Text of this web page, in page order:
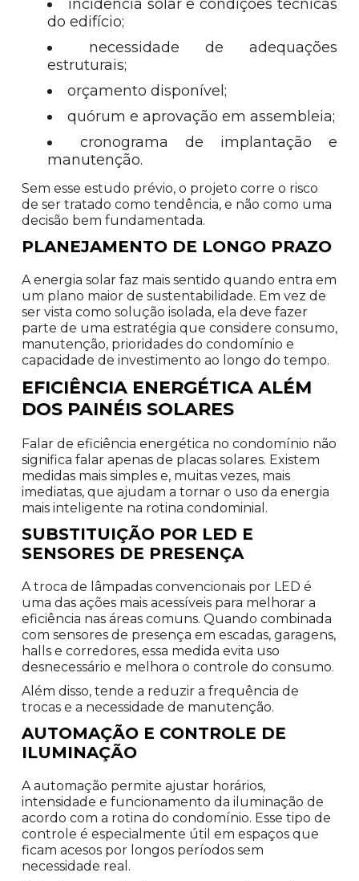
incidência solar e condições técnicas
do edifício;
necessidade de adequações
estruturais;
orçamento disponível;
quórum e aprovação em assembleia;
cronograma de implantação e
manutenção.
Sem esse estudo prévio, o projeto corre o risco
de ser tratado como tendência, e não como uma
decisão bem fundamentada.
PLANEJAMENTO DE LONGO PRAZO
A energia solar faz mais sentido quando entra em
um plano maior de sustentabilidade. Em vez de
ser vista como solução isolada, ela deve fazer
parte de uma estratégia que considere consumo,
manutenção, prioridades do condomínio e
capacidade de investimento ao longo do tempo.
EFICIÊNCIA ENERGÉTICA ALÉM
DOS PAINÉIS SOLARES
Falar de eficiência energética no condomínio não
significa falar apenas de placas solares. Existem
medidas mais simples e, muitas vezes, mais
imediatas, que ajudam a tornar o uso da energia
mais inteligente na rotina condominial.
SUBSTITUIÇÃO POR LED E
SENSORES DE PRESENÇA
A troca de lâmpadas convencionais por LED é
uma das ações mais acessíveis para melhorar a
eficiência nas áreas comuns. Quando combinada
com sensores de presença em escadas, garagens,
halls e corredores, essa medida evita uso
desnecessário e melhora o controle do consumo.
Além disso, tende a reduzir a frequência de
trocas e a necessidade de manutenção.
AUTOMAÇÃO E CONTROLE DE
ILUMINAÇÃO
A automação permite ajustar horários,
intensidade e funcionamento da iluminação de
acordo com a rotina do condomínio. Esse tipo de
controle é especialmente útil em espaços que
ficam acesos por longos períodos sem
necessidade real.